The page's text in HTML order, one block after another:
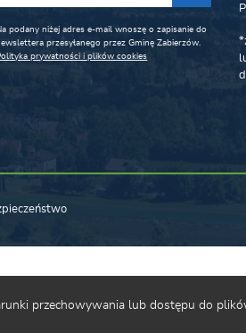
podany niżej adres e-mail wnoszę o zapisanie do
przesyłanego przez Gminę Zabierzów.
prywatności i plików cookies
przechowywania lub dostępu do